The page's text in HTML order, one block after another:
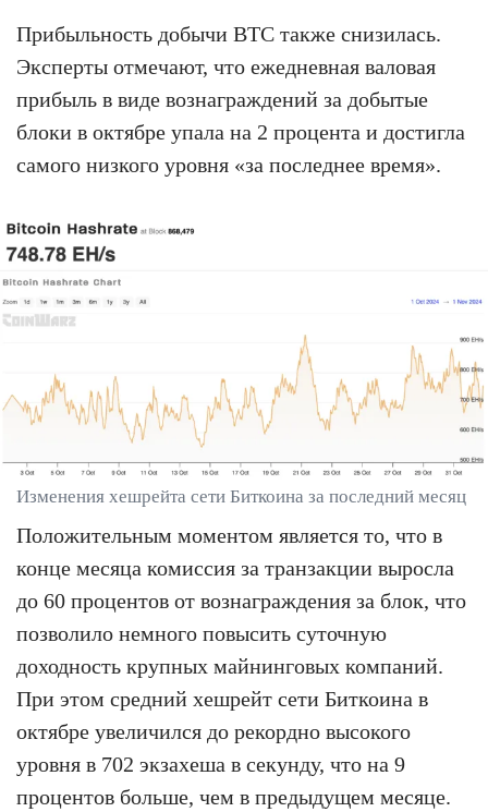
Прибыльность добычи BTC также снизилась.
Эксперты отмечают, что ежедневная валовая
прибыль в виде вознаграждений за добытые
блоки в октябре упала на 2 процента и достигла
самого низкого уровня «за последнее время».
Изменения хешрейта сети Биткоина за последний месяц
Положительным моментом является то, что в
конце месяца комиссия за транзакции выросла
до 60 процентов от вознаграждения за блок, что
позволило немного повысить суточную
доходность крупных майнинговых компаний.
При этом средний хешрейт сети Биткоина в
октябре увеличился до рекордно высокого
уровня в 702 экзахеша в секунду, что на 9
процентов больше, чем в предыдущем месяце.